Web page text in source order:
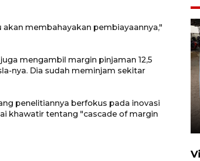
membahayakan pembiayaannya,"
mengambil margin pinjaman 12,5
nya. Dia sudah meminjam sekitar
penelitiannya berfokus pada inovasi
khawatir tentang "cascade of margin
Sabang meningkat
2 Juni 2026 10:33